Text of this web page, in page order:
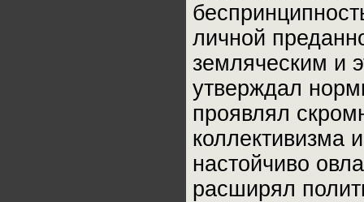
личной
земляческим и
утверждал
проявлял
коллективизма
настойчиво
расширял